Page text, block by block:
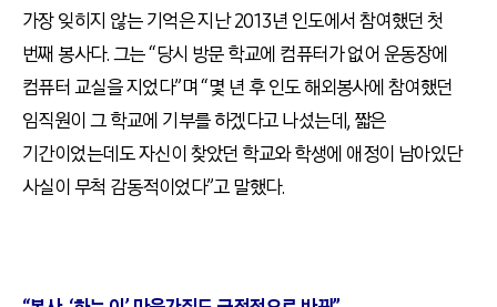
가장 잊히지 않는 기억은 지난 2013년 인도에서 참여했던 첫
번째 봉사다. 그는 “당시 방문 학교에 컴퓨터가 없어 운동장에
컴퓨터 교실을 지었다”며 “몇 년 후 인도 해외봉사에 참여했던
임직원이 그 학교에 기부를 하겠다고 나섰는데, 짧은
기간이었는데도 자신이 찾았던 학교와 학생에 애정이 남아있단
사실이 무척 감동적이었다”고 말했다.